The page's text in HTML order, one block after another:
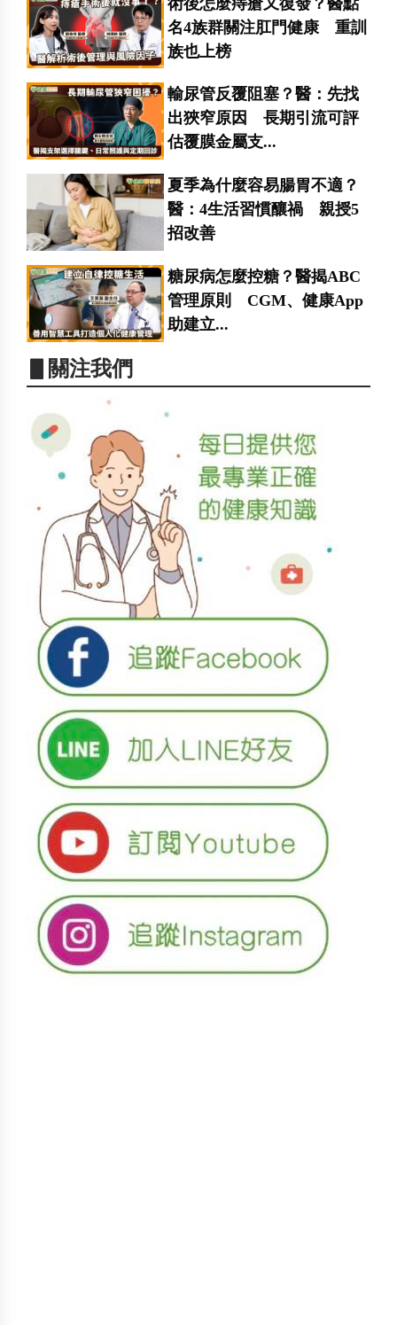
名4族群關注肛門健康 重訓
族也上榜
輸尿管反覆阻塞？醫：先找
出狹窄原因 長期引流可評
估覆膜金屬支...
夏季為什麼容易腸胃不適？
醫：4生活習慣釀禍 親授5
招改善
糖尿病怎麼控糖？醫揭ABC
管理原則 CGM、健康App
助建立...
▋關注我們